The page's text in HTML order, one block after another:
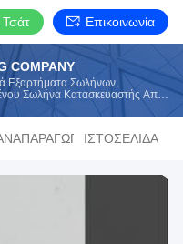
Τσάτ Επικοινωνία
COMPANY
Εξαρτήματα Σωλήνων,
Σωλήνα Κατασκευαστής Από
ΑΝΑΠΑΡΑΓΩΓΉΣΙΣΤΟΣΕΛΊΔΑ